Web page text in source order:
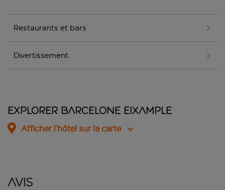
Restaurants et bars
Divertissement
Explorer Barcelone Eixample
Afficher l’hôtel sur la carte
Avis